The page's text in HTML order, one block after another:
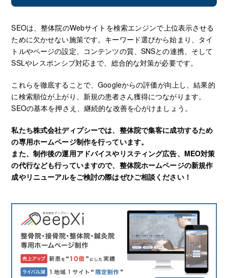
SEOは、整体院のWebサイトを検索エンジンで上位表示させる
ために欠かせない施策です。キーワード選びから始まり、タイ
トルやページの設定、コンテンツの質、SNSとの連携、そして
SSLやレスポンシブ対応まで、総合的な対策が必要です。
これらを徹底することで、Googleからの評価が向上し、結果的
に検索順位が上がり、新規の患者さん獲得につながります。
SEOの基本を押さえ、継続的な改善を心がけましょう。
私たち株式会社ディプシーでは、整体院で集客に成功するため
の専用ホームページ制作を行っています。
また、制作後の運用アドバイスやリスティング広告、MEO対策
の代行なども行っていますので、整体院ホームページの新規作
成やリニューアルをご検討の際はぜひご相談ください！